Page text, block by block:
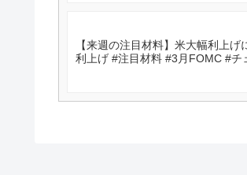
【来週の注目材料】米大幅利上
利上げ #注目材料 #3月FOMC #チ